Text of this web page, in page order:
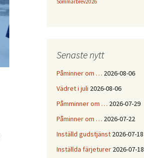
Sommarbrev2026
Senaste nytt
Påminner om … 2026-08-06
Vädret i juli 2026-08-06
Påmminner om … 2026-07-29
Påminner om … 2026-07-22
Inställd gudstjänst 2026-07-18
Inställda färjeturer 2026-07-18